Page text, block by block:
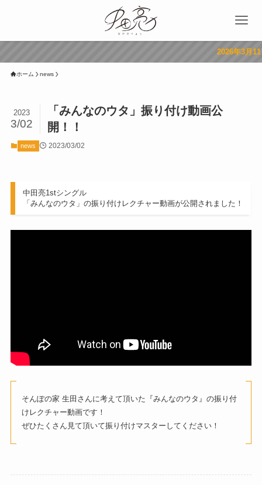
2026年3月11日
ホーム news
「みんなのウタ」振り付け動画公
開！！
2023
3/02
news 2023/03/02
中田亮1stシングル
「みんなのウタ」の振り付けレクチャー動画が公開されました！
そんぽの家 生田さんに考えて頂いた『みんなのウタ』の振り付
けレクチャー動画です！
ぜひたくさん見て頂いて振り付けマスターしてください！